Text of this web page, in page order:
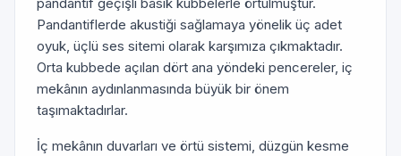
Pandantiflerde akustiği sağlamaya yönelik üç adet
oyuk, üçlü ses si­temi olarak karşımıza çıkmaktadır.
Orta kubbede açılan dört ana yöndeki pencereler, iç
mekânın aydınlanma­sında büyük bir önem
taşımaktadırlar.
İç mekânın duvarları ve örtü sistemi, düzgün kesme